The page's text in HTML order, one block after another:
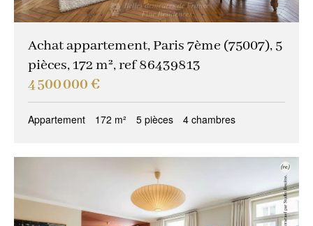
Achat appartement, Paris 7ème (75007), 5
pièces, 172 m², ref 86439813
4 500 000 €
Appartement 172 m² 5 pièces 4 chambres